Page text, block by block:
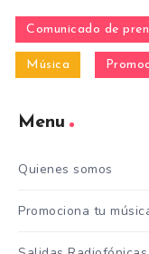
Comunicado de
Música
Menu
Quienes somos
Promociona tu